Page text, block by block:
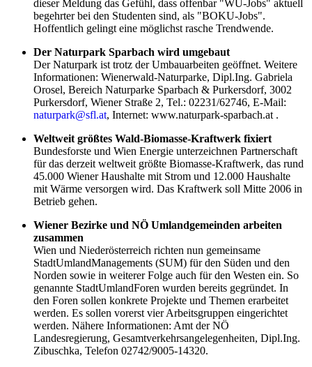
dieser Meldung das Gefühl, dass offenbar "WU-Jobs" aktuell
begehrter bei den Studenten sind, als "BOKU-Jobs".
Hoffentlich gelingt eine möglichst rasche Trendwende.
Der Naturpark Sparbach wird umgebaut
Der Naturpark ist trotz der Umbauarbeiten geöffnet. Weitere
Informationen: Wienerwald-Naturparke, Dipl.Ing. Gabriela
Orosel, Bereich Naturparke Sparbach & Purkersdorf, 3002
Purkersdorf, Wiener Straße 2, Tel.: 02231/62746, E-Mail:
naturpark@sfl.at, Internet: www.naturpark-sparbach.at .
Weltweit größtes Wald-Biomasse-Kraftwerk fixiert
Bundesforste und Wien Energie unterzeichnen Partnerschaft
für das derzeit weltweit größte Biomasse-Kraftwerk, das rund
45.000 Wiener Haushalte mit Strom und 12.000 Haushalte
mit Wärme versorgen wird. Das Kraftwerk soll Mitte 2006 in
Betrieb gehen.
Wiener Bezirke und NÖ Umlandgemeinden arbeiten
zusammen
Wien und Niederösterreich richten nun gemeinsame
StadtUmlandManagements (SUM) für den Süden und den
Norden sowie in weiterer Folge auch für den Westen ein. So
genannte StadtUmlandForen wurden bereits gegründet. In
den Foren sollen konkrete Projekte und Themen erarbeitet
werden. Es sollen vorerst vier Arbeitsgruppen eingerichtet
werden. Nähere Informationen: Amt der NÖ
Landesregierung, Gesamtverkehrsangelegenheiten, Dipl.Ing.
Zibuschka, Telefon 02742/9005-14320.